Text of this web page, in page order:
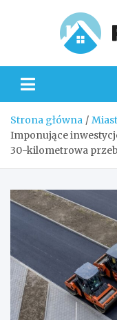
Strona główna
Imponujące
30-kilometrowa